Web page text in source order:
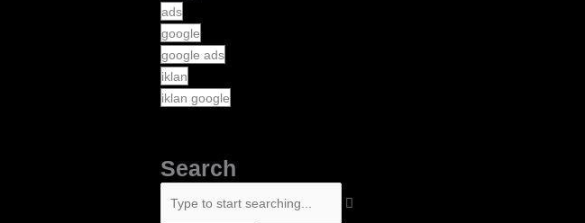
ads
google
google ads
iklan
iklan google
Search